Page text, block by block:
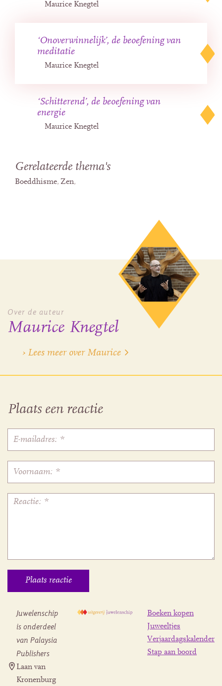
Maurice Knegtel
‘Onoverwinnelijk’, de beoefening van
meditatie
Maurice Knegtel
‘Schitterend’, de beoefening van
energie
Maurice Knegtel
Gerelateerde thema's
Boeddhisme Zen
Over de auteur
Maurice Knegtel
› Lees meer over Maurice
Plaats een reactie
Juwelenschip
is onderdeel
van Palaysia
Publishers
Laan van
Kronenburg
Boeken kopen
Juweeltjes
Verjaardagskalender
Stap aan boord